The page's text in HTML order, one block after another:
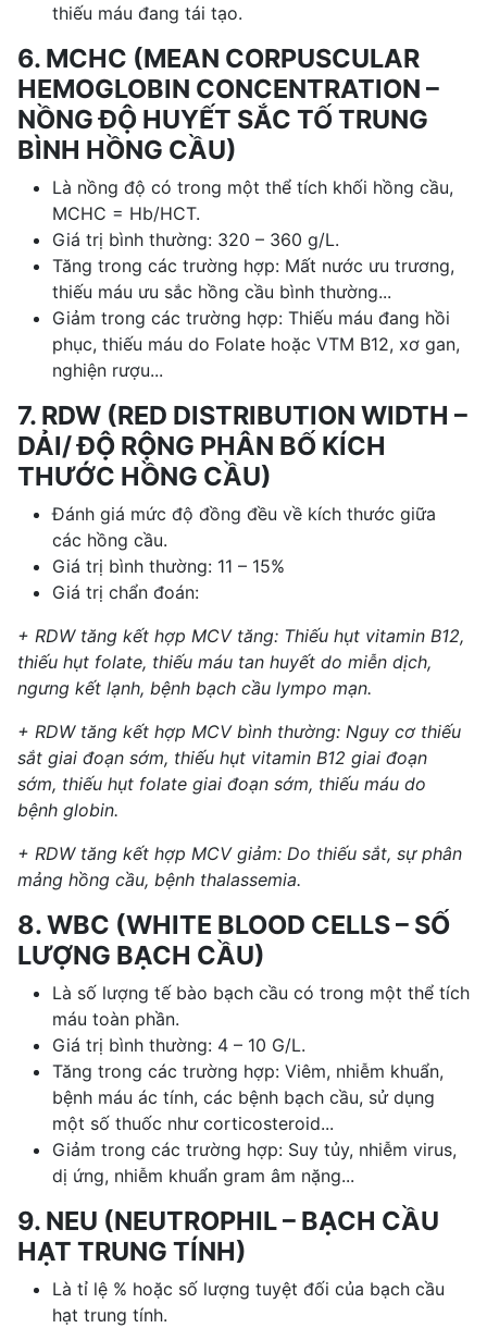
thiếu máu đang tái tạo.
6. MCHC (MEAN CORPUSCULAR
HEMOGLOBIN CONCENTRATION –
NỒNG ĐỘ HUYẾT SẮC TỐ TRUNG
BÌNH HỒNG CẦU)
Là nồng độ có trong một thể tích khối hồng cầu,
MCHC = Hb/HCT.
Giá trị bình thường: 320 – 360 g/L.
Tăng trong các trường hợp: Mất nước ưu trương,
thiếu máu ưu sắc hồng cầu bình thường...
Giảm trong các trường hợp: Thiếu máu đang hồi
phục, thiếu máu do Folate hoặc VTM B12, xơ gan,
nghiện rượu...
7. RDW (RED DISTRIBUTION WIDTH –
DẢI/ ĐỘ RỘNG PHÂN BỐ KÍCH
THƯỚC HỒNG CẦU)
Đánh giá mức độ đồng đều về kích thước giữa
các hồng cầu.
Giá trị bình thường: 11 – 15%
Giá trị chẩn đoán:
+ RDW tăng kết hợp MCV tăng: Thiếu hụt vitamin B12,
thiếu hụt folate, thiếu máu tan huyết do miễn dịch,
ngưng kết lạnh, bệnh bạch cầu lympo mạn.
+ RDW tăng kết hợp MCV bình thường: Nguy cơ thiếu
sắt giai đoạn sớm, thiếu hụt vitamin B12 giai đoạn
sớm, thiếu hụt folate giai đoạn sớm, thiếu máu do
bệnh globin.
+ RDW tăng kết hợp MCV giảm: Do thiếu sắt, sự phân
mảng hồng cầu, bệnh thalassemia.
8. WBC (WHITE BLOOD CELLS – SỐ
LƯỢNG BẠCH CẦU)
Là số lượng tế bào bạch cầu có trong một thể tích
máu toàn phần.
Giá trị bình thường: 4 – 10 G/L.
Tăng trong các trường hợp: Viêm, nhiễm khuẩn,
bệnh máu ác tính, các bệnh bạch cầu, sử dụng
một số thuốc như corticosteroid...
Giảm trong các trường hợp: Suy tủy, nhiễm virus,
dị ứng, nhiễm khuẩn gram âm nặng...
9. NEU (NEUTROPHIL – BẠCH CẦU
HẠT TRUNG TÍNH)
Là tỉ lệ % hoặc số lượng tuyệt đối của bạch cầu
hạt trung tính.